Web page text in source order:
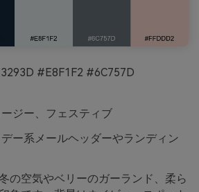
#E8F1F2 #6C757D
ジー、フェスティブ
ー系メールヘッダーやランディン
の空気やベリーのガーランド、柔ら